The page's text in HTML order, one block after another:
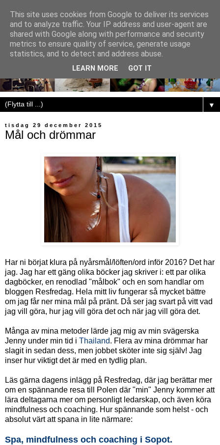
▼
tisdag 29 december 2015
Mål och drömmar
Har ni börjat klura på nyårsmål/löften/ord inför 2016? Det har
jag. Jag har ett gäng olika böcker jag skriver i: ett par olika
dagböcker, en renodlad "målbok" och en som handlar om
bloggen Resfredag. Hela mitt liv fungerar så mycket bättre
om jag får ner mina mål på pränt. Då ser jag svart på vitt vad
jag vill göra, hur jag vill göra det och när jag vill göra det.
Många av mina metoder lärde jag mig av min svägerska
Jenny under min tid i Thailand. Flera av mina drömmar har
slagit in sedan dess, men jobbet sköter inte sig själv! Jag
inser hur viktigt det är med en tydlig plan.
Läs gärna dagens inlägg på Resfredag, där jag berättar mer
om en spännande resa till Polen där "min" Jenny kommer att
lära deltagarna mer om personligt ledarskap, och även köra
mindfulness och coaching. Hur spännande som helst - och
absolut värt att spana in lite närmare:
Spa, mindfulness och coaching i Sopot.
This site uses cookies from Google to deliver its services
and to analyze traffic. Your IP address and user-agent are
shared with Google along with performance and security
metrics to ensure quality of service, generate usage
statistics, and to detect and address abuse.
LEARN MORE GOT IT